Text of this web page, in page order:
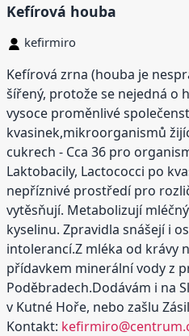
Kefírová houba
kefirmiro
Kefírová zrna (houba je
šířený, protože se nejedná o
vysoce proměnlivé
kvasinek,mikroorganismů
cukrech - Cca 36 pro
Laktobacily, Lactococci po
nepříznivé prostředí pro
vytěsňují. Metabolizují
kyselinu. Zpravidla snášejí i
intolerancí.Z mléka od krávy
přídavkem minerální vody z
Poděbradech.Dodávám i na
v Kutné Hoře, nebo zašlu
Kontakt: